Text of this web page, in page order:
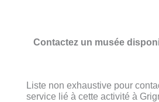
Contactez un musée
Liste non exhaustive pour
service lié à cette activité à